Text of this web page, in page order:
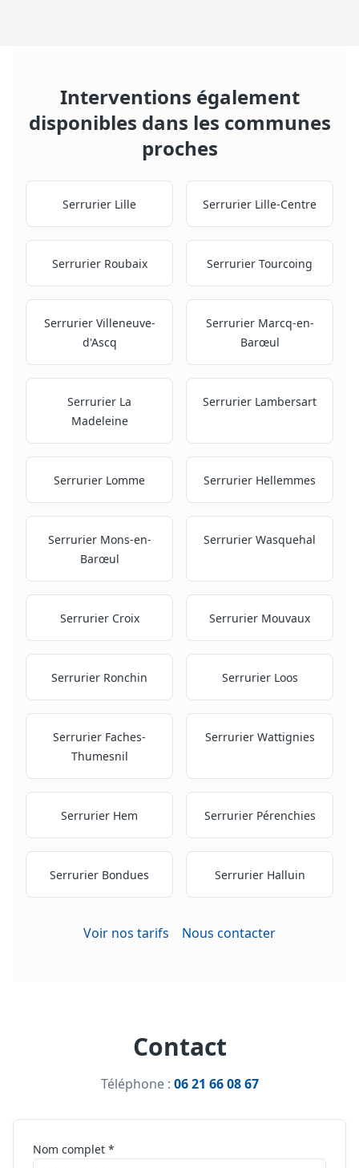
Interventions également
disponibles dans les communes
proches
Serrurier Lille Serrurier Lille-Centre
Serrurier Roubaix Serrurier Tourcoing
Serrurier Villeneuve-
d'Ascq
Serrurier Marcq-en-
Barœul
Serrurier La
Madeleine
Serrurier Lambersart
Serrurier Lomme Serrurier Hellemmes
Serrurier Mons-en-
Barœul
Serrurier Wasquehal
Serrurier Croix Serrurier Mouvaux
Serrurier Ronchin Serrurier Loos
Serrurier Faches-
Thumesnil
Serrurier Wattignies
Serrurier Hem Serrurier Pérenchies
Serrurier Bondues Serrurier Halluin
Voir nos tarifs Nous contacter
Contact
Téléphone : 06 21 66 08 67
Nom complet *